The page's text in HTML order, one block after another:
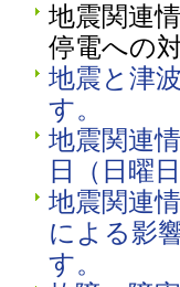
地震関連
停電への
地震と津
す。
地震関連
日（日曜
地震関連
による影
す。